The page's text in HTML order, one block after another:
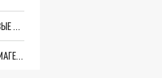
"ОЧЕНЬ ПЛОХИЕ НОВОСТИ": БОЛЬШАЯ ОШИБКА PALANTIR В РОССИИ. СТРАНЫ НАТО ВПЕРВЫЕ ЗА СВО ОСТАНОВИЛИ ПОСТАВКИ ОРУЖИЯ. ВСУ ТЕРЯЮТ ПРИГРАНИЧЬЕ?
ТРИ ГЛАВНЫХ ИНСАЙДА ОБ СВО. ОТМЕНА МОБИЛИЗАЦИИ И ВОЗВРАЩЕНИЕ "ГЕНЕРАЛА АРМАГЕДДОНА"? ОТЛИЧНЫЕ НОВОСТИ, КОТОРЫЕ ЖДАЛИ ВСЕ